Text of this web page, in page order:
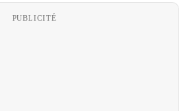
PUBLICITÉ